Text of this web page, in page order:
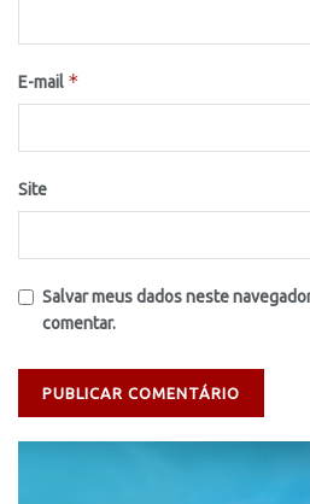
E-mail *
Site
Salvar meus dados neste
comentar.